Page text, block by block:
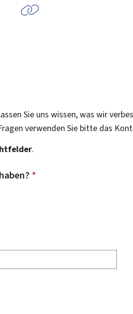
Sie uns wissen, was wir
verwenden Sie bitte das
.
*